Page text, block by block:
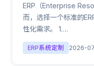
ERP（Enterprise
而，选择一个标准的
性化需求。 1.…
ERP系统定制 2026-